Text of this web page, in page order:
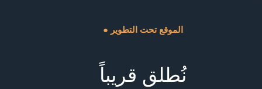
● الموقع تحت التطوير
نُطلق قريباً